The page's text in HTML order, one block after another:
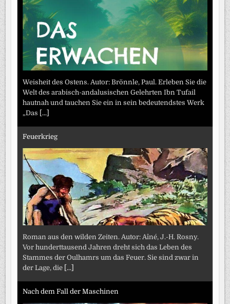
Weisheit des Ostens. Autor: Brönnle, Paul. Erleben Sie die
Welt des arabisch-andalusischen Gelehrten Ibn Tufail
hautnah und tauchen Sie ein in sein bedeutendstes Werk
„Das [...]
Feuerkrieg
Roman aus den wilden Zeiten. Autor: Aîné, J.-H. Rosny.
Vor hunderttausend Jahren dreht sich das Leben des
Stammes der Oulhamrs um das Feuer. Sie sind zwar in
der Lage, die [...]
Nach dem Fall der Maschinen